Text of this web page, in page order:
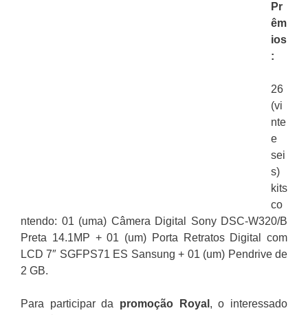
Pr
êm
ios
:
26
(vi
nte
e
sei
s)
kits
co
ntendo: 01 (uma) Câmera Digital Sony DSC-W320/B
Preta 14.1MP + 01 (um) Porta Retratos Digital com
LCD 7″ SGFPS71 ES Sansung + 01 (um) Pendrive de
2 GB.
Para participar da promoção Royal , o interessado